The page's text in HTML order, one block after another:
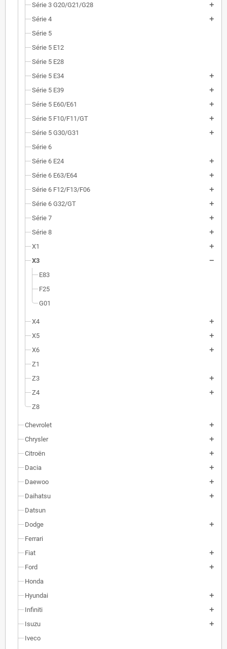
Série 3 G20/G21/G28
Série 4
Série 5
Série 5 E12
Série 5 E28
Série 5 E34
Série 5 E39
Série 5 E60/E61
Série 5 F10/F11/GT
Série 5 G30/G31
Série 6
Série 6 E24
Série 6 E63/E64
Série 6 F12/F13/F06
Série 6 G32/GT
Série 7
Série 8
X1
X3
E83
F25
G01
X4
X5
X6
Z1
Z3
Z4
Z8
Chevrolet
Chrysler
Citroën
Dacia
Daewoo
Daihatsu
Datsun
Dodge
Ferrari
Fiat
Ford
Honda
Hyundai
Infiniti
Isuzu
Iveco